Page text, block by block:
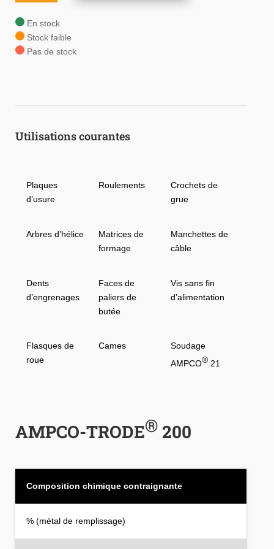
200
En stock
Stock faible
Pas de stock
Utilisations courantes
Plaques
d’usure
Roulements
Crochets de
grue
Arbres d’hélice
Matrices de
formage
Manchettes de
câble
Dents
d’engrenages
Faces de
paliers de
butée
Vis sans fin
d’alimentation
Flasques de
roue
Cames
Soudage
AMPCO® 21
AMPCO-TRODE®200
Composition chimique contraignante
% (métal de remplissage)